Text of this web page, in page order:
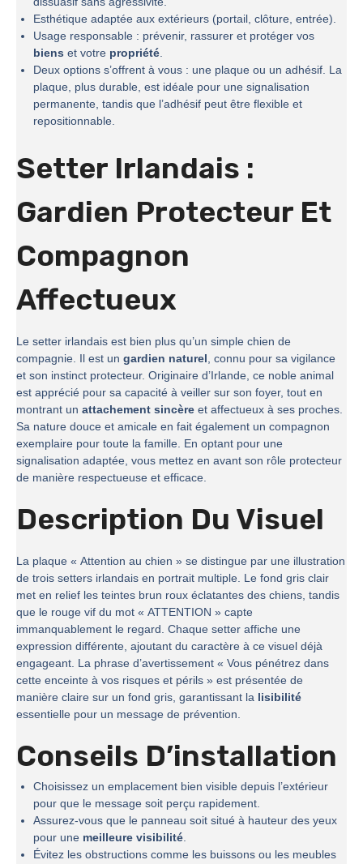
Esthétique adaptée aux extérieurs (portail, clôture, entrée).
Usage responsable : prévenir, rassurer et protéger vos
biens et votre propriété.
Deux options s’offrent à vous : une plaque ou un adhésif. La
plaque, plus durable, est idéale pour une signalisation
permanente, tandis que l’adhésif peut être flexible et
repositionnable.
Setter Irlandais :
Gardien Protecteur Et
Compagnon
Affectueux
Le setter irlandais est bien plus qu’un simple chien de
compagnie. Il est un gardien naturel, connu pour sa vigilance
et son instinct protecteur. Originaire d’Irlande, ce noble animal
est apprécié pour sa capacité à veiller sur son foyer, tout en
montrant un attachement sincère et affectueux à ses proches.
Sa nature douce et amicale en fait également un compagnon
exemplaire pour toute la famille. En optant pour une
signalisation adaptée, vous mettez en avant son rôle protecteur
de manière respectueuse et efficace.
Description Du Visuel
La plaque « Attention au chien » se distingue par une illustration
de trois setters irlandais en portrait multiple. Le fond gris clair
met en relief les teintes brun roux éclatantes des chiens, tandis
que le rouge vif du mot « ATTENTION » capte
immanquablement le regard. Chaque setter affiche une
expression différente, ajoutant du caractère à ce visuel déjà
engageant. La phrase d’avertissement « Vous pénétrez dans
cette enceinte à vos risques et périls » est présentée de
manière claire sur un fond gris, garantissant la lisibilité
essentielle pour un message de prévention.
Conseils D’installation
Choisissez un emplacement bien visible depuis l’extérieur
pour que le message soit perçu rapidement.
Assurez-vous que le panneau soit situé à hauteur des yeux
pour une meilleure visibilité.
Évitez les obstructions comme les buissons ou les meubles